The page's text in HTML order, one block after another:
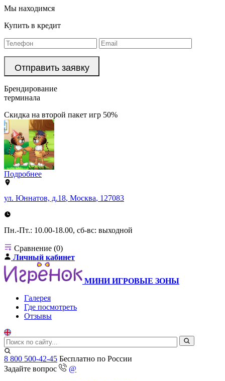
Мы находимся
Купить в кредит
Брендирование
терминала
Скидка на второй пакет игр 50%
Подробнее
ул. Юннатов, д.18, Москва, 127083
Пн.-Пт.: 10.00-18.00, сб-вс: выходной
Сравнение (0)
Личный кабинет
МИНИ ИГРОВЫЕ ЗОНЫ
Галерея
Где посмотреть
Отзывы
8 800 500-42-45 Бесплатно по России
Задайте вопрос
@